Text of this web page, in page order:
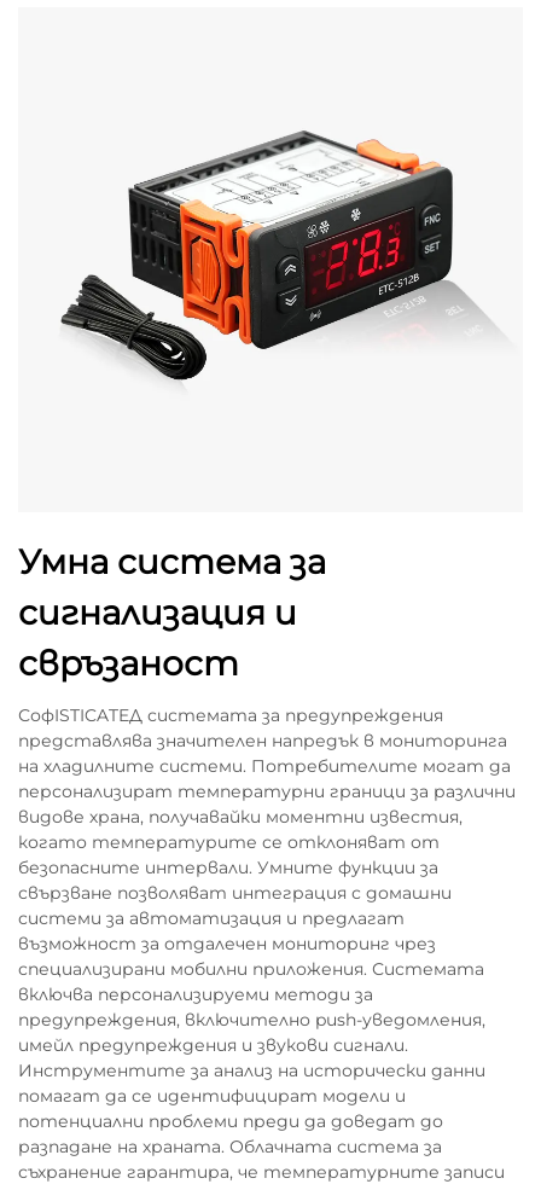
Умна система за
сигнализация и
свръзаност
СофISTICATEД системата за предупреждения
представлява значителен напредък в мониторинга
на хладилните системи. Потребителите могат да
персонализират температурни граници за различни
видове храна, получавайки моментни известия,
когато температурите се отклоняват от
безопасните интервали. Умните функции за
свързване позволяват интеграция с домашни
системи за автоматизация и предлагат
възможност за отдалечен мониторинг чрез
специализирани мобилни приложения. Системата
включва персонализируеми методи за
предупреждения, включително push-уведомления,
имейл предупреждения и звукови сигнали.
Инструментите за анализ на исторически данни
помагат да се идентифицират модели и
потенциални проблеми преди да доведат до
разпадане на храната. Облачната система за
съхранение гарантира, че температурните записи